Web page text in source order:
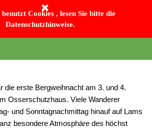
benutzt Cookies , lesen Sie bitte die
Datenschutzhinweise.
Wald-Verein Sektion Lam e. V.
die erste Bergweihnacht am 3. und 4.
Osserschutzhaus. Viele Wanderer
und Sonntagnachmittag hinauf auf Lams
besondere Atmosphäre des höchst